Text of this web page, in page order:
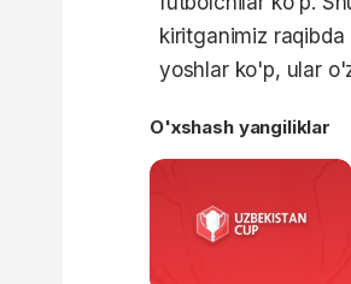
kiritganimiz
yoshlar ko'p, ular
O'xshash yangiliklar